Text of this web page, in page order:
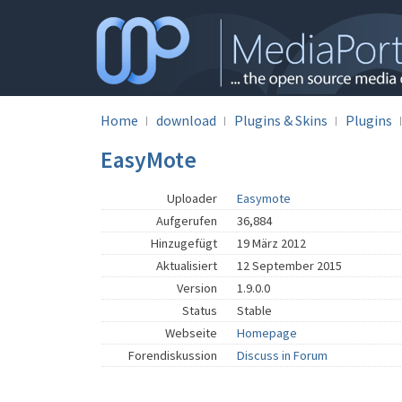
Home download Plugins & Skins Plugins
EasyMote
Uploader
Easymote
Aufgerufen
36,884
Hinzugefügt
19 März 2012
Aktualisiert
12 September 2015
Version
1.9.0.0
Status
Stable
Webseite
Homepage
Forendiskussion
Discuss in Forum